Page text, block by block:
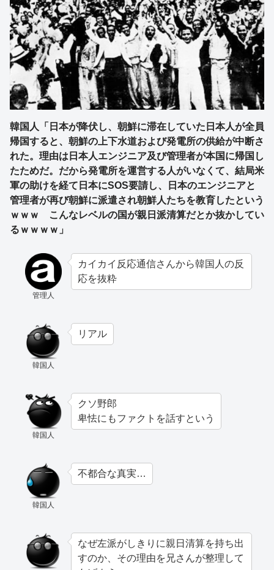
韓国人「日本が降伏し、朝鮮に滞在していた日本人が全員
帰国すると、朝鮮の上下水道および発電所の供給が中断さ
れた。理由は日本人エンジニア及び管理者が本国に帰国し
たためだ。だから発電所を運営する人がいなくて、結局米
軍の助けを経て日本にSOS要請し、日本のエンジニアと
管理者が再び朝鮮に派遣され朝鮮人たちを教育したという
ｗｗｗ こんなレベルの国が親日派清算だとか抜かしてい
るｗｗｗｗ」
管理人
カイカイ反応通信さんから韓国人の反
応を抜粋
韓国人
リアル
韓国人
クソ野郎
卑怯にもファクトを話すという
韓国人
不都合な真実…
なぜ左派がしきりに親日清算を持ち出
すのか、その理由を兄さんが整理して